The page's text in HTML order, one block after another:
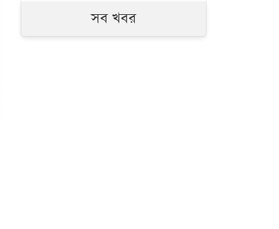
ট্রেনের ধাক্কায় পাওয়ার
সব খবর